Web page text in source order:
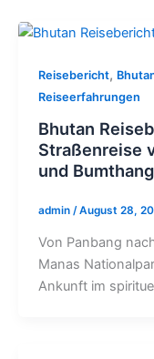
Reisebericht,
Reiseerfahrungen
Bhutan
Straßenreise
und Bumthang
admin /August 28,
Von Panbang
Manas
Ankunft im